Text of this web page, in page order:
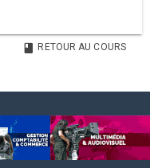
RETOUR AU COURS